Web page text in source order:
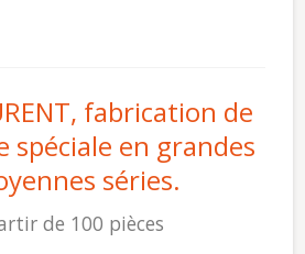
fabrication de
spéciale en grandes
séries.
de 100 pièces